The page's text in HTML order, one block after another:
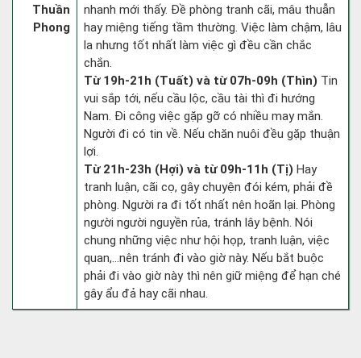
Thuần
Phong
nhanh mới thấy. Đề phòng tranh cãi, mâu thuẫn
hay miệng tiếng tầm thường. Việc làm chậm, lâu
la nhưng tốt nhất làm việc gì đều cần chắc
chắn.
Từ 19h-21h (Tuất) và từ 07h-09h (Thìn) Tin
vui sắp tới, nếu cầu lộc, cầu tài thì đi hướng
Nam. Đi công việc gặp gỡ có nhiều may mắn.
Người đi có tin về. Nếu chăn nuôi đều gặp thuận
lợi.
Từ 21h-23h (Hợi) và từ 09h-11h (Tị) Hay
tranh luận, cãi cọ, gây chuyện đói kém, phải đề
phòng. Người ra đi tốt nhất nên hoãn lại. Phòng
người người nguyền rủa, tránh lây bệnh. Nói
chung những việc như hội họp, tranh luận, việc
quan,…nên tránh đi vào giờ này. Nếu bắt buộc
phải đi vào giờ này thì nên giữ miệng để hạn ché
gây ẩu đả hay cãi nhau.